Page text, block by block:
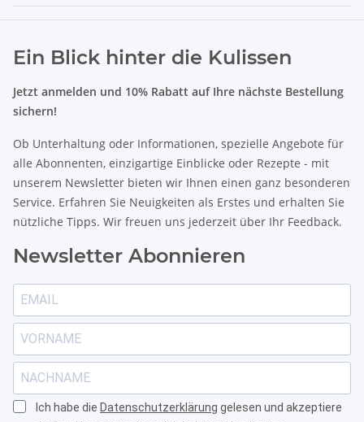
Ein Blick hinter die Kulissen
Jetzt anmelden und 10% Rabatt auf Ihre nächste Bestellung
sichern!
Ob Unterhaltung oder Informationen, spezielle Angebote für
alle Abonnenten, einzigartige Einblicke oder Rezepte - mit
unserem Newsletter bieten wir Ihnen einen ganz besonderen
Service. Erfahren Sie Neuigkeiten als Erstes und erhalten Sie
nützliche Tipps. Wir freuen uns jederzeit über Ihr Feedback.
Newsletter Abonnieren
Ich habe die Datenschutzerklärung gelesen und akzeptiere